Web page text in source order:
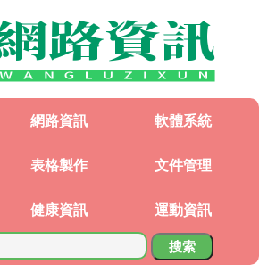
網路資訊 軟體系統
表格製作 文件管理
健康資訊 運動資訊
搜索